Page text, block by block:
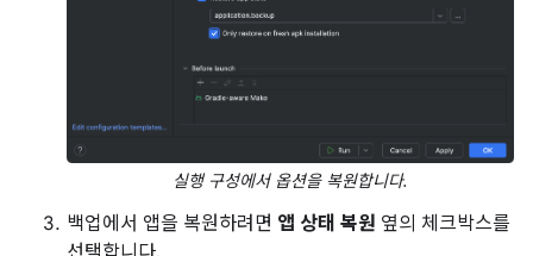
실행 구성에서 옵션을 복원합니다.
백업에서 앱을 복원하려면 앱 상태 복원 옆의 체크박스를